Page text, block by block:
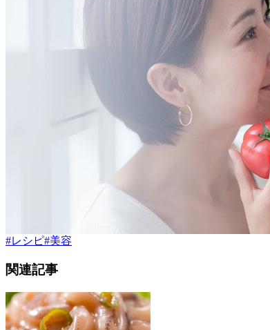
#レシピ#美容
関連記事